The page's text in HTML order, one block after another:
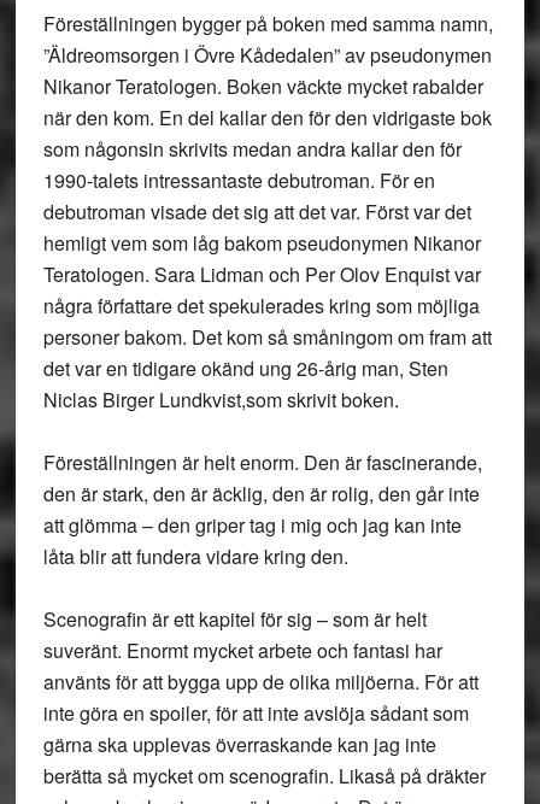
Föreställningen bygger på boken med samma namn,
”Äldreomsorgen i Övre Kådedalen” av pseudonymen
Nikanor Teratologen. Boken väckte mycket rabalder
när den kom. En del kallar den för den vidrigaste bok
som någonsin skrivits medan andra kallar den för
1990-talets intressantaste debutroman. För en
debutroman visade det sig att det var. Först var det
hemligt vem som låg bakom pseudonymen Nikanor
Teratologen. Sara Lidman och Per Olov Enquist var
några författare det spekulerades kring som möjliga
personer bakom. Det kom så småningom om fram att
det var en tidigare okänd ung 26-årig man, Sten
Niclas Birger Lundkvist,som skrivit boken.
Föreställningen är helt enorm. Den är fascinerande,
den är stark, den är äcklig, den är rolig, den går inte
att glömma – den griper tag i mig och jag kan inte
låta blir att fundera vidare kring den.
Scenografin är ett kapitel för sig – som är helt
suveränt. Enormt mycket arbete och fantasi har
använts för att bygga upp de olika miljöerna. För att
inte göra en spoiler, för att inte avslöja sådant som
gärna ska upplevas överraskande kan jag inte
berätta så mycket om scenografin. Likaså på dräkter